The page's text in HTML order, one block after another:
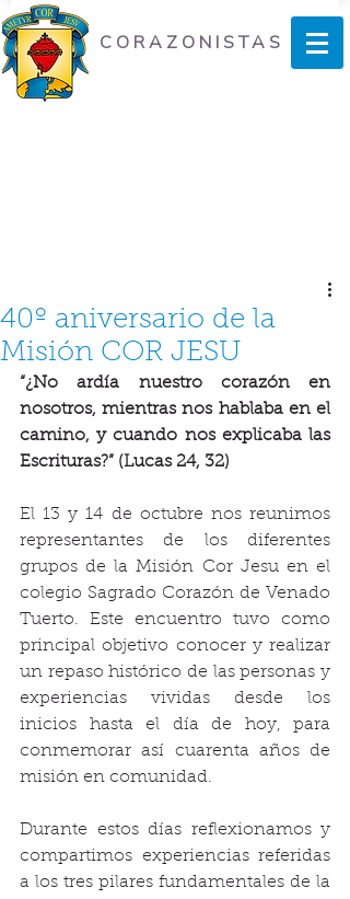
CORAZONISTAS
40º aniversario de la
Misión COR JESU
“¿No ardía nuestro corazón en
nosotros, mientras nos hablaba en el
camino, y cuando nos explicaba las
Escrituras?” (Lucas 24, 32)
El 13 y 14 de octubre nos reunimos
representantes de los diferentes
grupos de la Misión Cor Jesu en el
colegio Sagrado Corazón de Venado
Tuerto. Este encuentro tuvo como
principal objetivo conocer y realizar
un repaso histórico de las personas y
experiencias vividas desde los
inicios hasta el día de hoy, para
conmemorar así cuarenta años de
misión en comunidad.
Durante estos días reflexionamos y
compartimos experiencias referidas
a los tres pilares fundamentales de la